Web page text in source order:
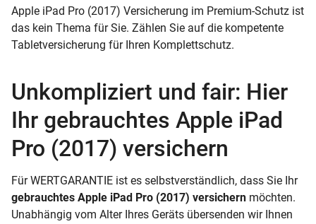
Apple iPad Pro (2017) Versicherung im Premium-Schutz ist
das kein Thema für Sie. Zählen Sie auf die kompetente
Tabletversicherung für Ihren Komplettschutz.
Unkompliziert und fair: Hier
Ihr gebrauchtes Apple iPad
Pro (2017) versichern
Für WERTGARANTIE ist es selbstverständlich, dass Sie Ihr
gebrauchtes Apple iPad Pro (2017) versichern möchten.
Unabhängig vom Alter Ihres Geräts übersenden wir Ihnen